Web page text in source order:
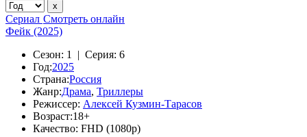
Сериал Смотреть онлайн
Фейк (2025)
Сезон: 1 | Серия: 6
Год:2025
Страна:Россия
Жанр:Драма, Триллеры
Режиссер: Алексей Кузмин-Тарасов
Возраст:18+
Качество: FHD (1080p)